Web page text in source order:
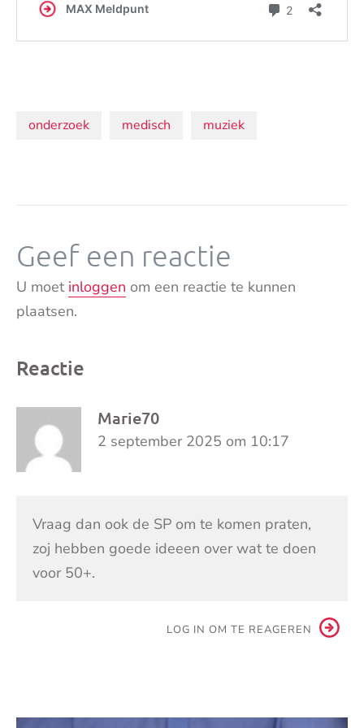
Onderwerpen:
onderzoek medisch muziek
Geef een reactie
U moet inloggen om een reactie te kunnen
plaatsen.
Reactie
Marie70
2 september 2025 om 10:17
Vraag dan ook de SP om te komen praten,
zoj hebben goede ideeen over wat te doen
voor 50+.
LOG IN OM TE REAGEREN